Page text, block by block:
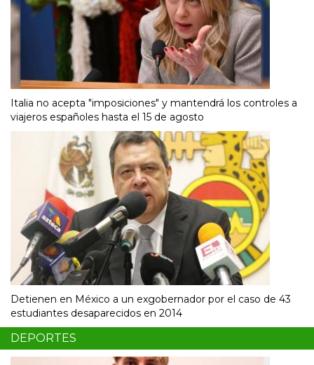
Italia no acepta "imposiciones" y mantendrá los controles a
viajeros españoles hasta el 15 de agosto
Detienen en México a un exgobernador por el caso de 43
estudiantes desaparecidos en 2014
DEPORTES